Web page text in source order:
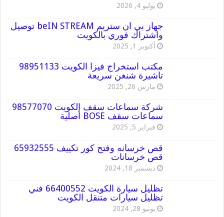
يوليو 4, 2026
جهاز بي ان ستريم beIN STREAM توصيل
واشتراك فوري بالكويت
أكتوبر 1, 2025
مكتب استخراج فيزا الكويت 98951133
تاشيرة شنغن سريعة
مارس 26, 2025
شركة سماعات سقف الكويت 98577070
سماعات سقف BOSE أصلية
فبراير 5, 2025
قص خرسانه وفتح كور تكييف 65932555
قص خرسانات
ديسمبر 18, 2024
تظليل سيارة الكويت 66400552 فني
تظليل سيارات متنقل الكويت
يونيو 28, 2024